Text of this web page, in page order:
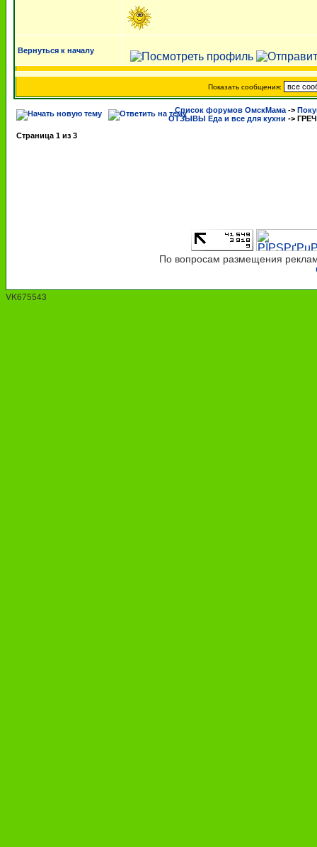
Вернуться к началу
Показать сообщения:
Список форумов ОмскМама ->
ОТЗЫВЫ Еда и все для кухни ->
Страница 1 из 3
По вопросам размещения
VK675543